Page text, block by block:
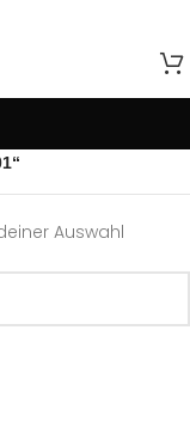
Auswahl